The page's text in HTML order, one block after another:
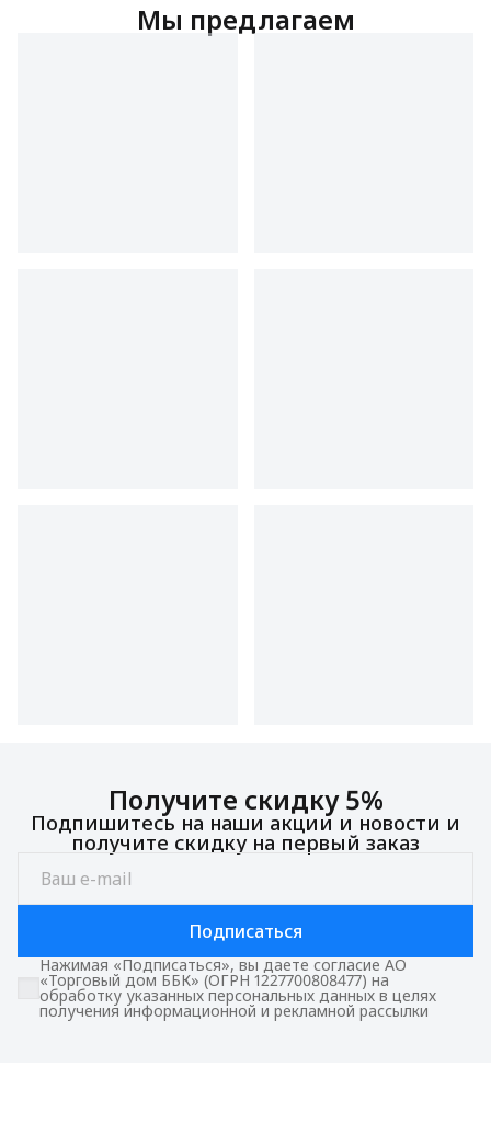
Мы предлагаем
Получите скидку 5%
Подпишитесь на наши акции и новости и
получите скидку на первый заказ
Подписаться
Нажимая «Подписаться», вы даете согласие АО
«Торговый дом ББК» (ОГРН 1227700808477) на
обработку указанных персональных данных в целях
получения информационной и рекламной рассылки